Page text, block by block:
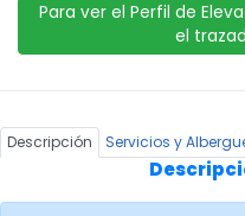
Para ver el Perfil de
el
Descripción Servicios y